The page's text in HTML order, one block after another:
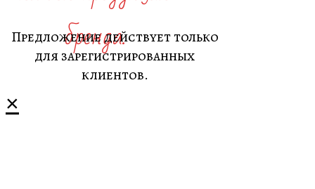
бренда.
Предложение действует только
для зарегистрированных
клиентов.
×